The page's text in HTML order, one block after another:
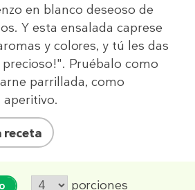
en blanco deseoso de
Y esta ensalada caprese
y colores, y tú les das
Pruébalo como
parrillada, como
receta
porciones